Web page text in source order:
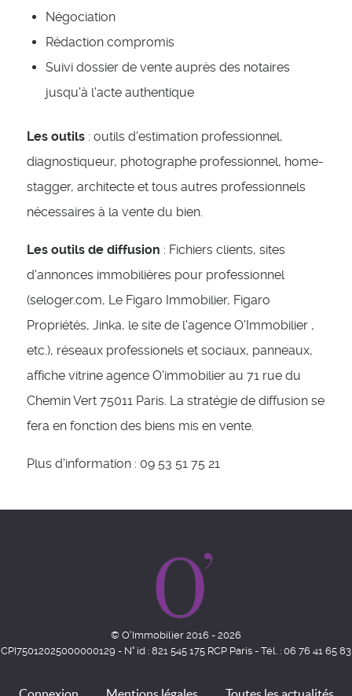
Négociation
Rédaction compromis
Suivi dossier de vente auprès des notaires
jusqu'à l'acte authentique
Les outils : outils d'estimation professionnel,
diagnostiqueur, photographe professionnel, home-
stagger, architecte et tous autres professionnels
nécessaires à la vente du bien.
Les outils de diffusion : Fichiers clients, sites
d'annonces immobilières pour professionnel
(seloger.com, Le Figaro Immobilier, Figaro
Propriétés, Jinka, le site de l'agence O'Immobilier ,
etc.), réseaux professionels et sociaux, panneaux,
affiche vitrine agence O'immobilier au 71 rue du
Chemin Vert 75011 Paris. La stratégie de diffusion se
fera en fonction des biens mis en vente.
Plus d'information : 09 53 51 75 21
© O'Immobilier 2016 - 2026
CPI75012025000000129 - N° id : 821 545 175 RCP Paris - Tél. : 06 76 41 65 83